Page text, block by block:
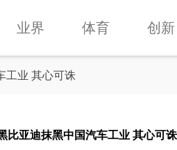
业界 体育 创新
工业 其心可诛
比亚迪抹黑中国汽车工业 其心可诛